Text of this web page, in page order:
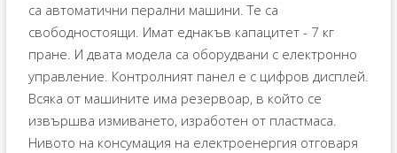
са автоматични перални машини. Те са
свободностоящи. Имат еднакъв капацитет - 7 кг
пране. И двата модела са оборудвани с електронно
управление. Контролният панел е с цифров дисплей.
Всяка от машините има резервоар, в който се
извършва измиването, изработен от пластмаса.
Нивото на консумация на електроенергия отговаря